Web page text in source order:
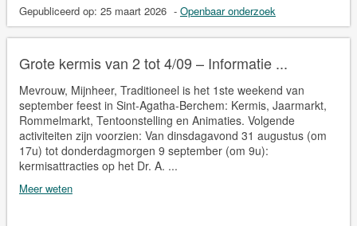
Gepubliceerd op: 25 maart 2026 - Openbaar onderzoek
Grote kermis van 2 tot 4/09 – Informatie ...
Mevrouw, Mijnheer, Traditioneel is het 1ste weekend van
september feest in Sint-Agatha-Berchem: Kermis, Jaarmarkt,
Rommelmarkt, Tentoonstelling en Animaties. Volgende
activiteiten zijn voorzien: Van dinsdagavond 31 augustus (om
17u) tot donderdagmorgen 9 september (om 9u):
kermisattracties op het Dr. A. ...
Meer weten